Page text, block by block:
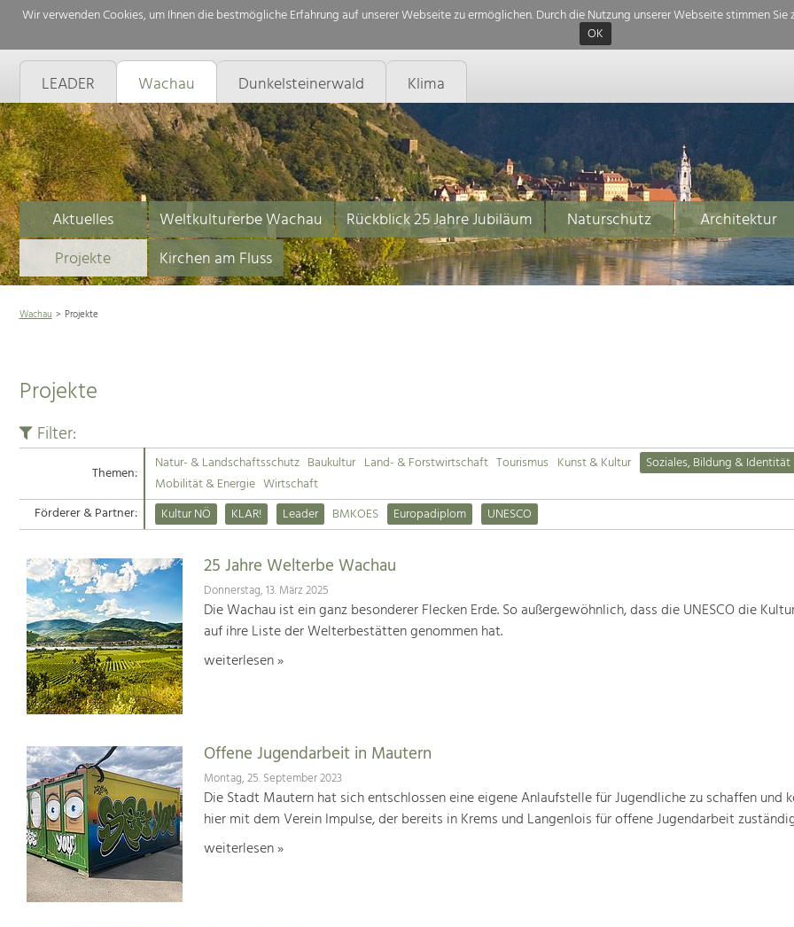
Wir verwenden Cookies, um Ihnen die bestmögliche Erfahrung auf unserer Webseite zu ermöglichen. Durch die Nutzung unserer Webseite stimmen
OK
LEADER Wachau Dunkelsteinerwald Klima
Aktuelles Weltkulturerbe Wachau Rückblick 25 Jahre Jubiläum Naturschutz Architektur
Projekte
Kirchen am Fluss
Wachau Projekte
Projekte
Filter:
Themen: Natur- & Landschaftsschutz Baukultur Land- & Forstwirtschaft Tourismus Kunst & Kultur
Soziales, Bildung & Identität
Mobilität & Energie Wirtschaft
Förderer & Partner:
Kultur NÖ KLAR! Leader BMKOES Europadiplom UNESCO
25 Jahre Welterbe Wachau
Donnerstag, 13. März 2025
Die Wachau ist ein ganz besonderer Flecken Erde. So außergewöhnlich, dass die UNESCO die
auf ihre Liste der Welterbestätten genommen hat.
weiterlesen »
Offene Jugendarbeit in Mautern
Montag, 25. September 2023
Die Stadt Mautern hat sich entschlossen eine eigene Anlaufstelle für Jugendliche zu schaffen und
hier mit dem Verein Impulse, der bereits in Krems und Langenlois für offene Jugendarbeit
weiterlesen »